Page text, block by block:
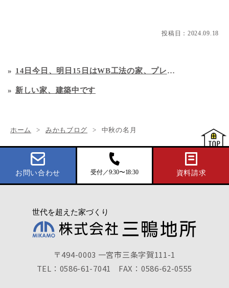
投稿日： 2024.09.18
14日今日、明日15日はWB工法の家、プレオープン見学会開催です！
新しい家、建築中です
ホーム みかもブログ 中秋の名月
お問い合わせ 受付／9:30〜18:30 資料請求
〒494-0003 一宮市三条字賀111-1
TEL：0586-61-7041
FAX：0586-62-0555